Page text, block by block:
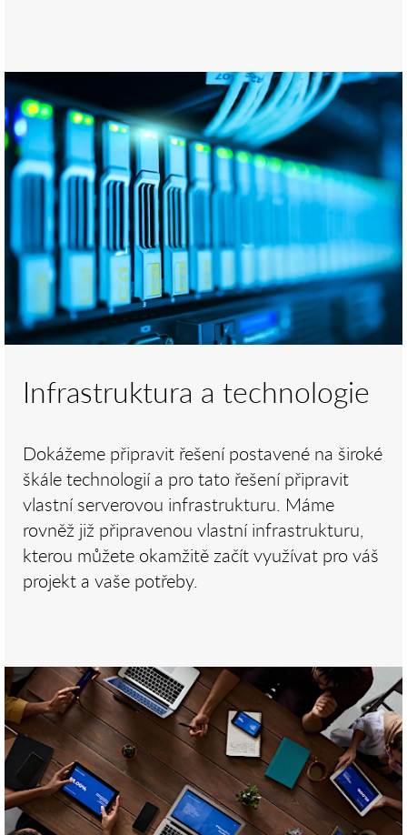
Infrastruktura a technologie
Dokážeme připravit řešení postavené na široké
škále technologií a pro tato řešení připravit
vlastní serverovou infrastrukturu. Máme
rovněž již připravenou vlastní infrastrukturu,
kterou můžete okamžitě začít využívat pro váš
projekt a vaše potřeby.